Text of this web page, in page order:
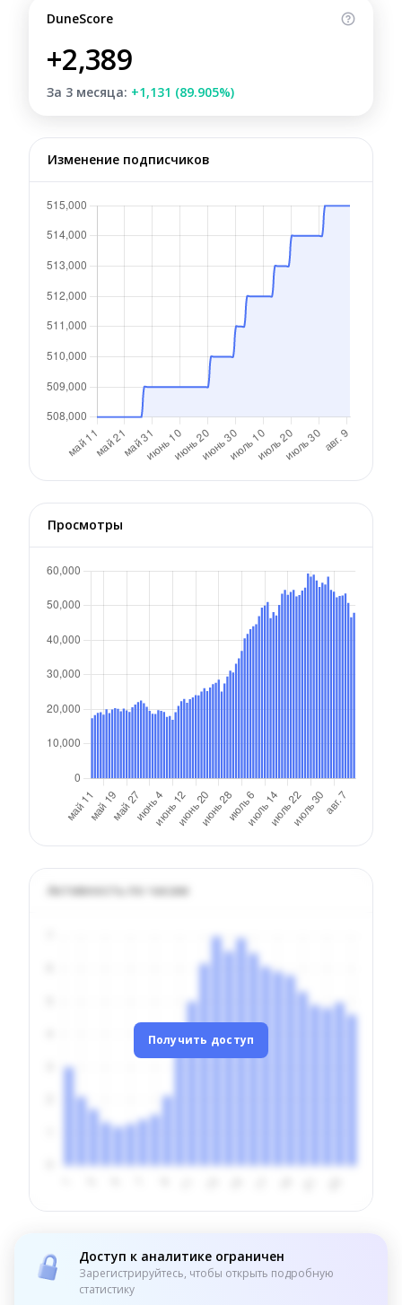
DuneScore
+2,389
За 3 месяца: +1,131 (89.905%)
Изменение подписчиков
Просмотры
Активность по часам
Получить доступ
Доступ к аналитике ограничен
Зарегистрируйтесь, чтобы открыть подробную
статистику